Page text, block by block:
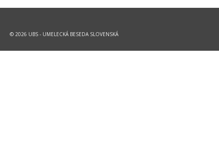
© 2026 UBS - UMELECKÁ BESEDA SLOVENSKÁ